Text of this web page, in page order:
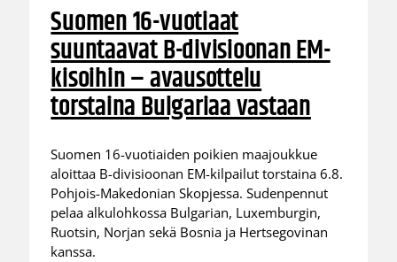
Suomen 16-vuotiaat
suuntaavat B-divisioonan EM-
kisoihin – avausottelu
torstaina Bulgariaa vastaan
Suomen 16-vuotiaiden poikien maajoukkue
aloittaa B-divisioonan EM-kilpailut torstaina 6.8.
Pohjois-Makedonian Skopjessa. Sudenpennut
pelaa alkulohkossa Bulgarian, Luxemburgin,
Ruotsin, Norjan sekä Bosnia ja Hertsegovinan
kanssa.